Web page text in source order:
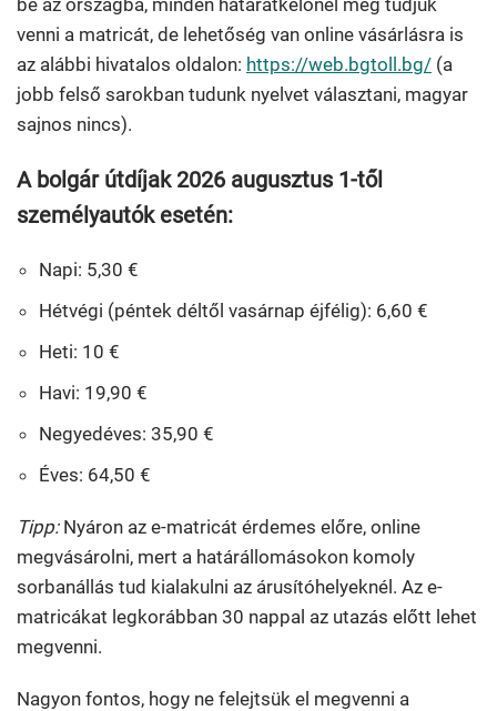
venni a matricát, de lehetőség van online vásárlásra is
az alábbi hivatalos oldalon: https://web.bgtoll.bg/ (a
jobb felső sarokban tudunk nyelvet választani, magyar
sajnos nincs).
A bolgár útdíjak 2026 augusztus 1-től
személyautók esetén:
Napi: 5,30 €
Hétvégi (péntek déltől vasárnap éjfélig): 6,60 €
Heti: 10 €
Havi: 19,90 €
Negyedéves: 35,90 €
Éves: 64,50 €
Tipp:Nyáron az e-matricát érdemes előre, online
megvásárolni, mert a határállomásokon komoly
sorbanállás tud kialakulni az árusítóhelyeknél. Az e-
matricákat legkorábban 30 nappal az utazás előtt lehet
megvenni.
Nagyon fontos, hogy ne felejtsük el megvenni a